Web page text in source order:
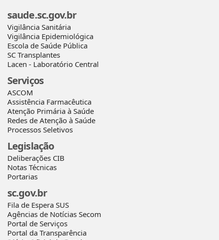
saude.sc.gov.br
Vigilância Sanitária
Vigilância Epidemiológica
Escola de Saúde Pública
SC Transplantes
Lacen - Laboratório Central
Serviços
ASCOM
Assistência Farmacêutica
Atenção Primária à Saúde
Redes de Atenção à Saúde
Processos Seletivos
Legislação
Deliberações CIB
Notas Técnicas
Portarias
sc.gov.br
Fila de Espera SUS
Agências de Notícias Secom
Portal de Serviços
Portal da Transparência